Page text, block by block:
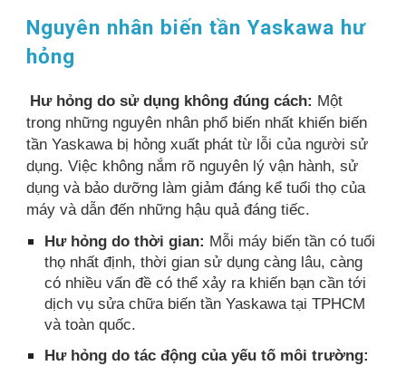
Nguyên nhân biến tần Yaskawa hư
hỏng
Hư hỏng do sử dụng không đúng cách: Một
trong những nguyên nhân phổ biến nhất khiến biến
tần Yaskawa bị hỏng xuất phát từ lỗi của người sử
dụng. Việc không nắm rõ nguyên lý vận hành, sử
dụng và bảo dưỡng làm giảm đáng kể tuổi thọ của
máy và dẫn đến những hậu quả đáng tiếc.
Hư hỏng do thời gian: Mỗi máy biến tần có tuổi
thọ nhất định, thời gian sử dụng càng lâu, càng
có nhiều vấn đề có thể xảy ra khiến bạn cần tới
dịch vụ sửa chữa biến tần Yaskawa tại TPHCM
và toàn quốc.
Hư hỏng do tác động của yếu tố môi trường: